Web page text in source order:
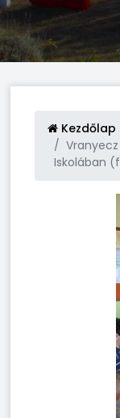
Kezdőlap
Iskolában